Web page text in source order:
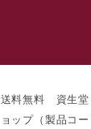
送料無料 資生
ョップ（製品コ